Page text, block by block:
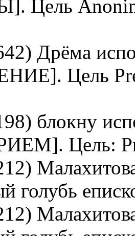
]. Цель
Дрёма
]. Цель
блокну
]. Цель:
голубь